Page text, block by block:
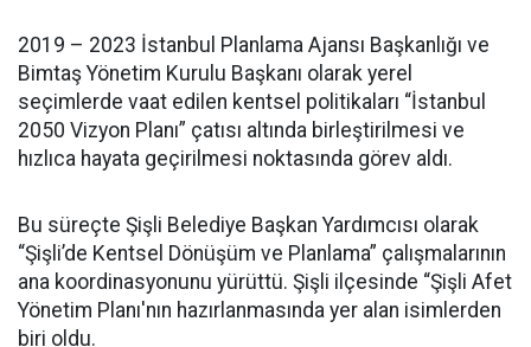
2019 – 2023 İstanbul Planlama Ajansı Başkanlığı ve
Bimtaş Yönetim Kurulu Başkanı olarak yerel
seçimlerde vaat edilen kentsel politikaları “İstanbul
2050 Vizyon Planı” çatısı altında birleştirilmesi ve
hızlıca hayata geçirilmesi noktasında görev aldı.
Bu süreçte Şişli Belediye Başkan Yardımcısı olarak
“Şişli’de Kentsel Dönüşüm ve Planlama” çalışmalarının
ana koordinasyonunu yürüttü. Şişli ilçesinde “Şişli Afet
Yönetim Planı'nın hazırlanmasında yer alan isimlerden
biri oldu.